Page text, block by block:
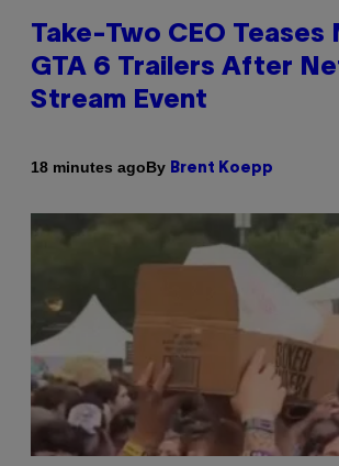
Take-Two CEO Teases
GTA 6 Trailers After
Stream Event
18 minutes agoBy Brent Koepp